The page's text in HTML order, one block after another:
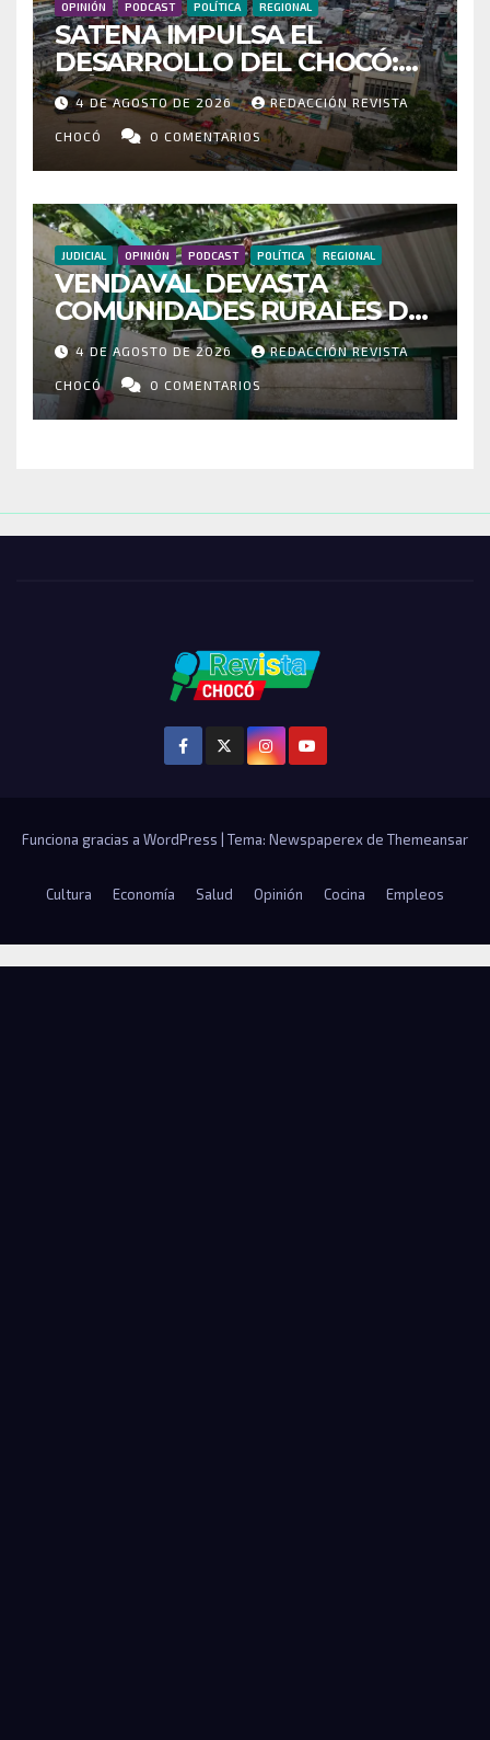
OPINIÓN PODCAST POLÍTICA REGIONAL
SATENA IMPULSA EL
DESARROLLO DEL CHOCÓ:
MÁS DE 35 MIL PASAJEROS
MOVILIZADOS Y NUEVAS
RUTAS FORTALECEN LA
CONECTIVIDAD
4 DE AGOSTO DE 2026 REDACCIÓN REVISTA
CHOCÓ 0 COMENTARIOS
JUDICIAL OPINIÓN PODCAST POLÍTICA REGIONAL
VENDAVAL DEVASTA
COMUNIDADES RURALES DE
RIOSUCIO: ESCUELAS,
VIVIENDAS Y CEMENTERIO
ENTRE LOS AFECTADOS
4 DE AGOSTO DE 2026 REDACCIÓN REVISTA
CHOCÓ 0 COMENTARIOS
Funciona gracias a WordPress Tema: Newspaperex de Themeansar
Cultura Economía Salud Opinión Cocina Empleos